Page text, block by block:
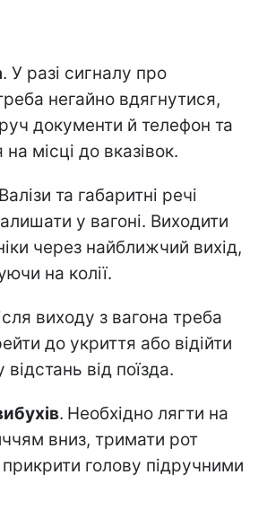
. У разі сигналу про
негайно вдягнутися,
документи й телефон та
місці до вказівок.
та габаритні речі
у вагоні. Виходити
через найближчий вихід,
на колії.
виходу з вагона треба
до укриття або відійти
від поїзда.
. Необхідно лягти на
вниз, тримати рот
прикрити голову підручними